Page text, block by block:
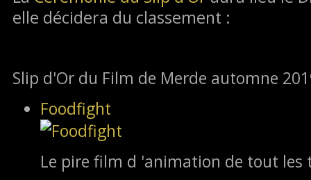
elle décidera du classement :
Slip d'Or du Film de Merde automne
Foodfight
Le pire film d 'animation de tout les